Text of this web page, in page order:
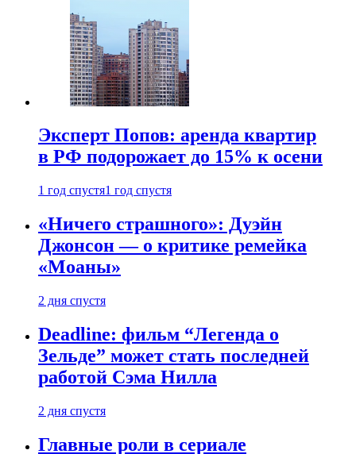
Эксперт Попов: аренда квартир
в РФ подорожает до 15% к осени
1 год спустя1 год спустя
«Ничего страшного»: Дуэйн
Джонсон — о критике ремейка
«Моаны»
2 дня спустя
Deadline: фильм “Легенда о
Зельде” может стать последней
работой Сэма Нилла
2 дня спустя
Главные роли в сериале